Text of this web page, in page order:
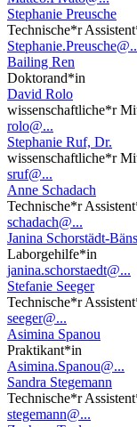
Stephanie Preusche
Technische*r
Bailing Ren
Doktorand*in
David Rolo
wissenschaftliche*r
rolo@...
Stephanie Ruf, Dr.
wissenschaftliche*r
sruf@...
Anne Schadach
Technische*r
schadach@...
Janina Schorstädt-
Laborgehilfe*in
janina.schorstaedt@...
Stefanie Seeger
Technische*r
seeger@...
Asimina Spanou
Praktikant*in
Asimina.Spanou@...
Sandra Stegemann
Technische*r
stegemann@...